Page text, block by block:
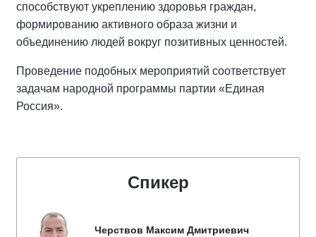
способствуют укреплению здоровья граждан,
формированию активного образа жизни и
объединению людей вокруг позитивных ценностей.
Проведение подобных мероприятий соответствует
задачам народной программы партии «Единая
Россия».
Спикер
Черствов Максим Дмитриевич